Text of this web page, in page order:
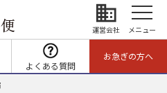
business
運営会社 メニュー
よくある質問
お急ぎの方へ